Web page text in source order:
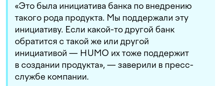
«Это была инициатива банка по внедрению
такого рода продукта. Мы поддержали эту
инициативу. Если какой-то другой банк
обратится с такой же или другой
инициативой — HUMO их тоже поддержит
в создании продукта», — заверили в пресс-
службе компании.